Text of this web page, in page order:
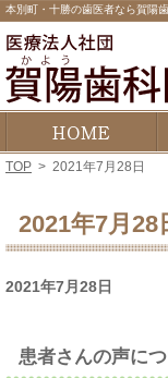
2021年7月28
本別町・十勝の歯医者なら賀陽
2021年7月28日
患者さんの声に
TOP > 2021年7月28日